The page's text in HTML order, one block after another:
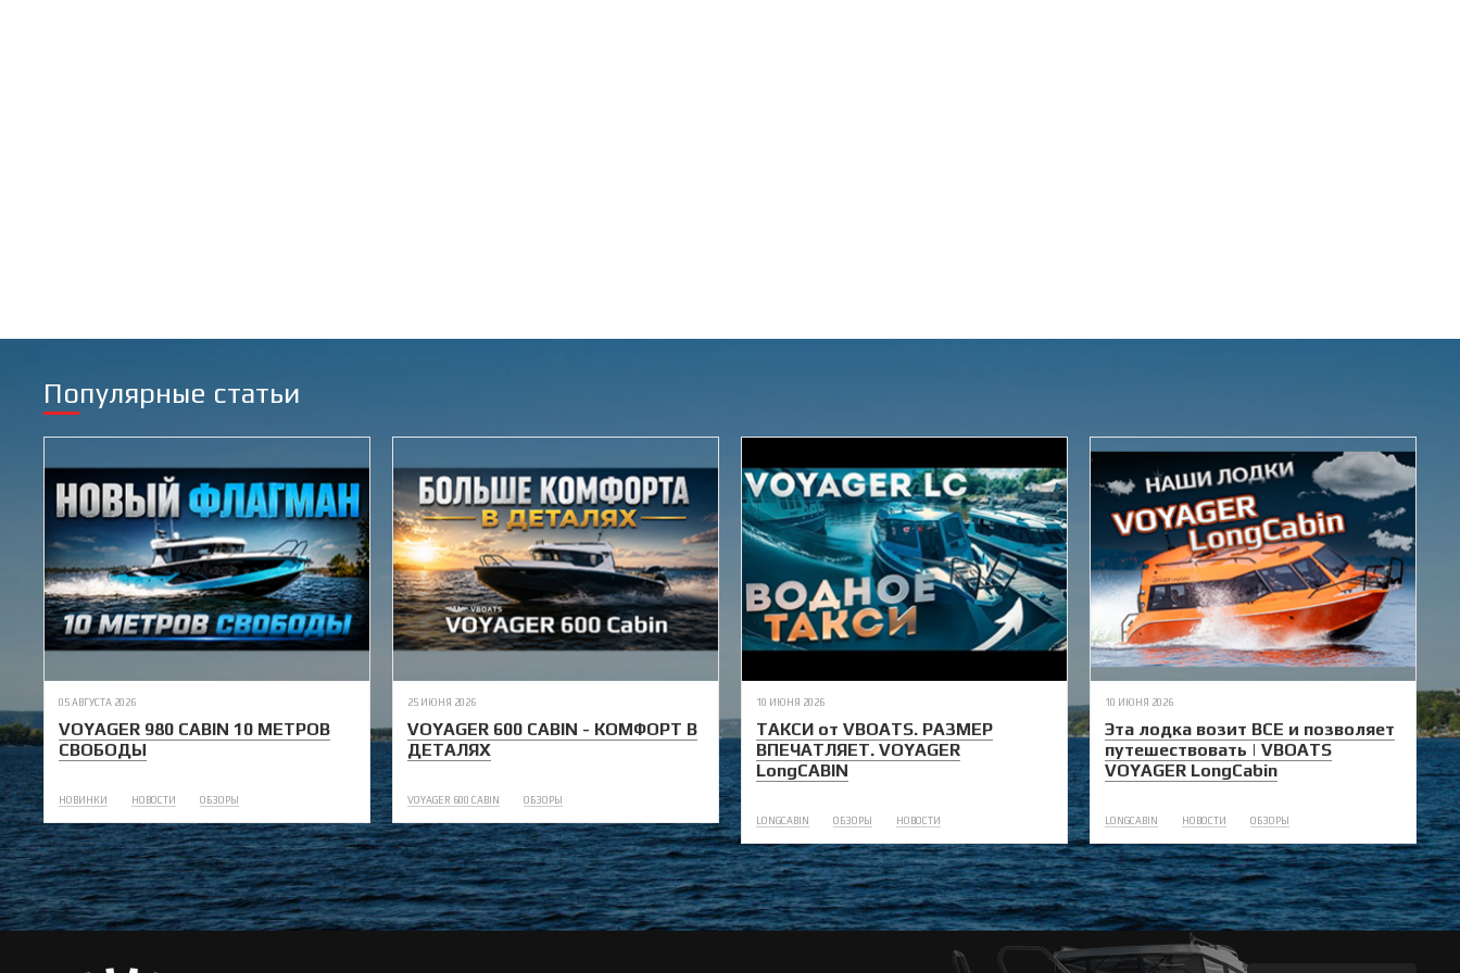
Популярные статьи
05 АВГУСТА 2026
VOYAGER 980 CABIN 10 МЕТРОВ
СВОБОДЫ
НОВИНКИ НОВОСТИ ОБЗОРЫ
25 ИЮНЯ 2026
VOYAGER 600 CABIN - КОМФОРТ В
ДЕТАЛЯХ
VOYAGER 600 CABIN ОБЗОРЫ
10 ИЮНЯ 2026
ТАКСИ от VBOATS. РАЗМЕР
ВПЕЧАТЛЯЕТ. VOYAGER
LongCABIN
LONGCABIN ОБЗОРЫ НОВОСТИ
10 ИЮНЯ 2026
Эта лодка возит ВСЕ и позволяет
путешествовать | VBOATS
VOYAGER LongCabin
LONGCABIN НОВОСТИ ОБЗОРЫ